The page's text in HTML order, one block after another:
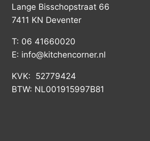
Lange Bisschopstraat 66
7411 KN Deventer
T: 06 41660020
E: info@kitchencorner.nl
KVK: 52779424
BTW: NL001915997B81